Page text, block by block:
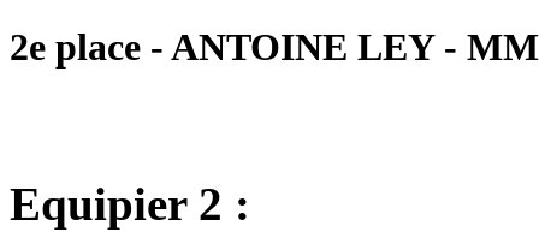
2e place - ANTOINE LEY -
Equipier 2 :